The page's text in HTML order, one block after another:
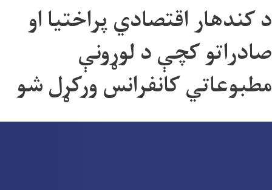
د کندهار اقتصادي پراختیا او
صادراتو کچې د لوړونې
مطبوعاتي کانفرانس ورکړل شو